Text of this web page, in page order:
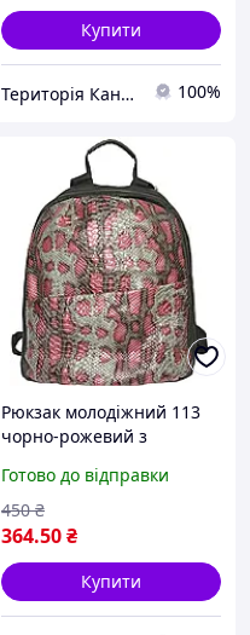
Купити
Територія Канцтоварів 100%
Рюкзак молодіжний 113
чорно-рожевий з
Готово до відправки
364.50₴
450 ₴
Купити